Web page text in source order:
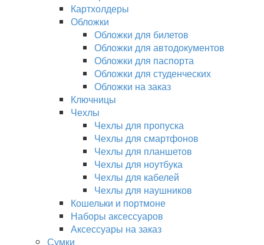
Картхолдеры
Обложки
Обложки для билетов
Обложки для автодокументов
Обложки для паспорта
Обложки для студенческих
Обложки на заказ
Ключницы
Чехлы
Чехлы для пропуска
Чехлы для смартфонов
Чехлы для планшетов
Чехлы для ноутбука
Чехлы для кабелей
Чехлы для наушников
Кошельки и портмоне
Наборы аксессуаров
Аксессуары на заказ
Сумки